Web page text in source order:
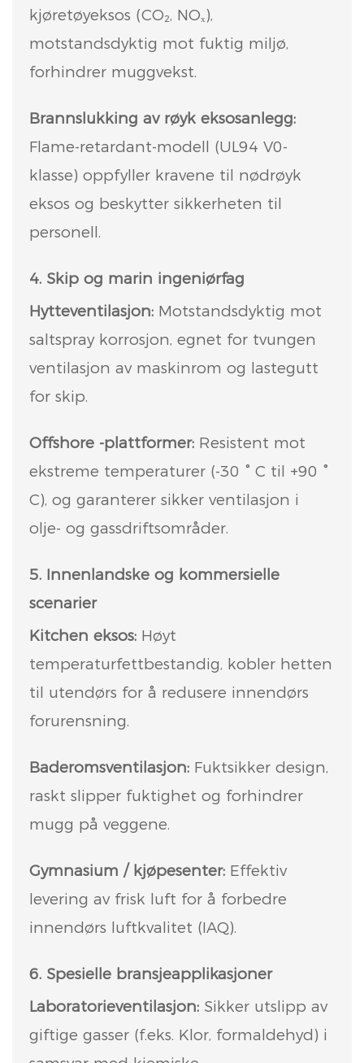
kjøretøyeksos (CO₂, NOₓ),
motstandsdyktig mot fuktig miljø,
forhindrer muggvekst.
Brannslukking av røyk eksosanlegg:
Flame-retardant-modell (UL94 V0-
klasse) oppfyller kravene til nødrøyk
eksos og beskytter sikkerheten til
personell.
4. Skip og marin ingeniørfag
Hytteventilasjon: Motstandsdyktig mot
saltspray korrosjon, egnet for tvungen
ventilasjon av maskinrom og lastegutt
for skip.
Offshore -plattformer: Resistent mot
ekstreme temperaturer (-30 ° C til +90 °
C), og garanterer sikker ventilasjon i
olje- og gassdriftsområder.
5. Innenlandske og kommersielle
scenarier
Kitchen eksos: Høyt
temperaturfettbestandig, kobler hetten
til utendørs for å redusere innendørs
forurensning.
Baderomsventilasjon: Fuktsikker design,
raskt slipper fuktighet og forhindrer
mugg på veggene.
Gymnasium / kjøpesenter: Effektiv
levering av frisk luft for å forbedre
innendørs luftkvalitet (IAQ).
6. Spesielle bransjeapplikasjoner
Laboratorieventilasjon: Sikker utslipp av
giftige gasser (f.eks. Klor, formaldehyd) i